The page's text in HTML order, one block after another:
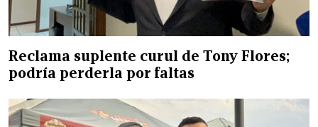
Reclama suplente curul de Tony Flores;
podría perderla por faltas